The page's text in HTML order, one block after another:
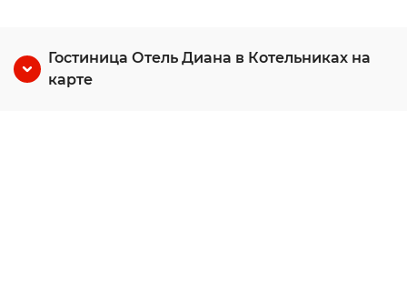
Гостиница Отель Диана в Котельниках на
карте